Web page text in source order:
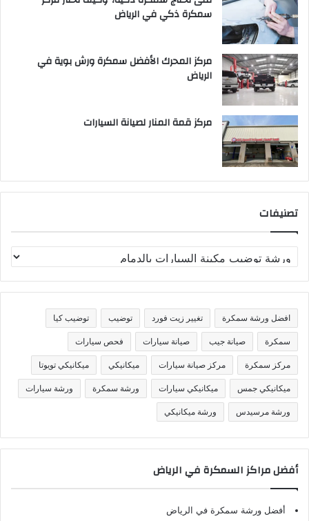
سمكرة ذكي في الرياض
مركز المحرك الأفضل سمكرة ورش بوية في
الرياض
مركز قمة المنار لصيانة السيارات
تصنيفات
ص
ن
ف
ا
افضل ورشة سمكرة تغيير زيت فورد توضيب توضيب كيا
سمكرة صيانة جيب صيانة سيارات فحص سيارات
مركز سمكرة مركز صيانة سيارات ميكانيكي ميكانيكي تويوتا
ميكانيكي جمس ميكانيكي سيارات ورشة سمكرة ورشة سيارات
ورشة مرسيدس ورشة ميكانيكي
أفضل مراكز السمكرة في الرياض
أفضل ورشة سمكرة في الرياض